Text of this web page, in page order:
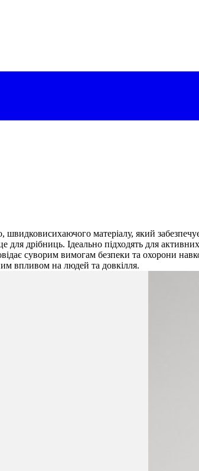
швидковисихаючого матеріалу, який
для дрібниць. Ідеально підходять для
суворим вимогам безпеки та охорони
впливом на людей та довкілля.